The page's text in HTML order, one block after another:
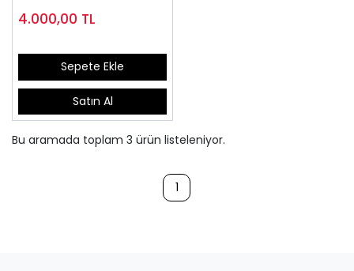
4.000,00 TL
Sepete Ekle
Satın Al
Bu aramada toplam 3 ürün listeleniyor.
1